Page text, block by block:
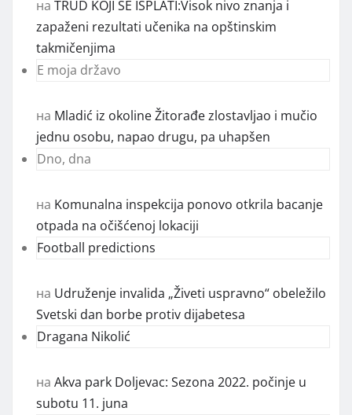
на TRUD KOJI SE ISPLATI:Visok nivo znanja i
zapaženi rezultati učenika na opštinskim
takmičenjima
E moja državo
на Mladić iz okoline Žitorađe zlostavljao i mučio
jednu osobu, napao drugu, pa uhapšen
Dno, dna
на Komunalna inspekcija ponovo otkrila bacanje
otpada na očišćenoj lokaciji
Football predictions
на Udruženje invalida „Živeti uspravno“ obeležilo
Svetski dan borbe protiv dijabetesa
Dragana Nikolić
на Akva park Doljevac: Sezona 2022. počinje u
subotu 11. juna